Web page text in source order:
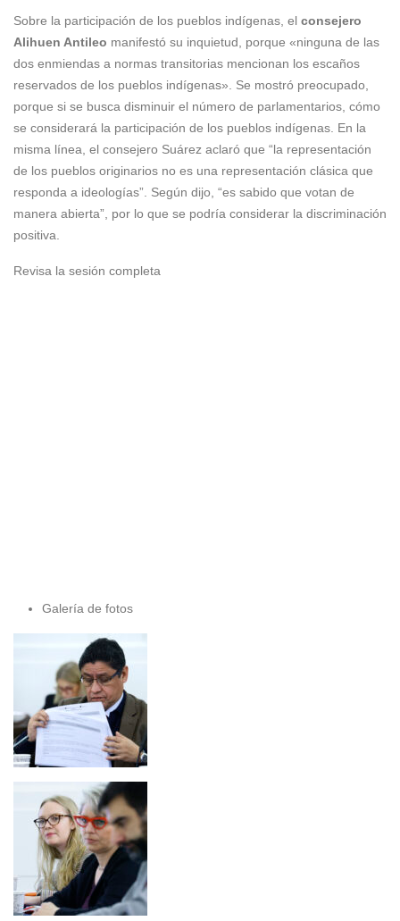
Sobre la participación de los pueblos indígenas, el consejero
Alihuen Antileo manifestó su inquietud, porque «ninguna de las
dos enmiendas a normas transitorias mencionan los escaños
reservados de los pueblos indígenas». Se mostró preocupado,
porque si se busca disminuir el número de parlamentarios, cómo
se considerará la participación de los pueblos indígenas. En la
misma línea, el consejero Suárez aclaró que “la representación
de los pueblos originarios no es una representación clásica que
responda a ideologías”. Según dijo, “es sabido que votan de
manera abierta”, por lo que se podría considerar la discriminación
positiva.
Revisa la sesión completa
Galería de fotos